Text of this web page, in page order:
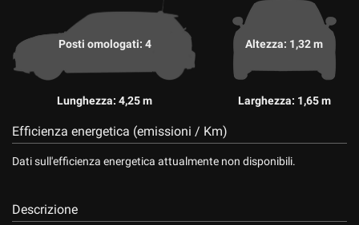
Posti omologati: 4
Lunghezza: 4,25 m
Altezza: 1,32 m
Larghezza: 1,65 m
Efficienza energetica (emissioni / Km)
Dati sull'efficienza energetica attualmente non disponibili.
Descrizione